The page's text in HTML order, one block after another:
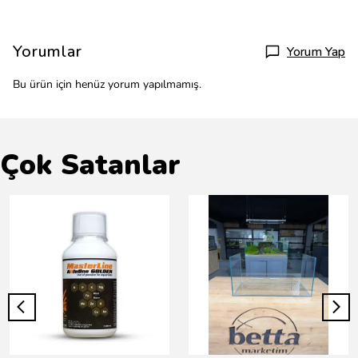
Yorumlar Yorum Yap
Bu ürün için henüz yorum yapılmamış.
Çok Satanlar